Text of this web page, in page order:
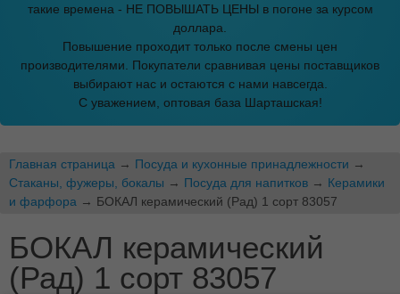
такие времена - НЕ ПОВЫШАТЬ ЦЕНЫ в погоне за курсом
доллара.
Повышение проходит только после смены цен
производителями. Покупатели сравнивая цены поставщиков
выбирают нас и остаются с нами навсегда.
С уважением, оптовая база Шарташская!
Главная страница → Посуда и кухонные принадлежности →
Стаканы, фужеры, бокалы → Посуда для напитков → Керамики
и фарфора → БОКАЛ керамический (Рад) 1 сорт 83057
БОКАЛ керамический
(Рад) 1 сорт 83057